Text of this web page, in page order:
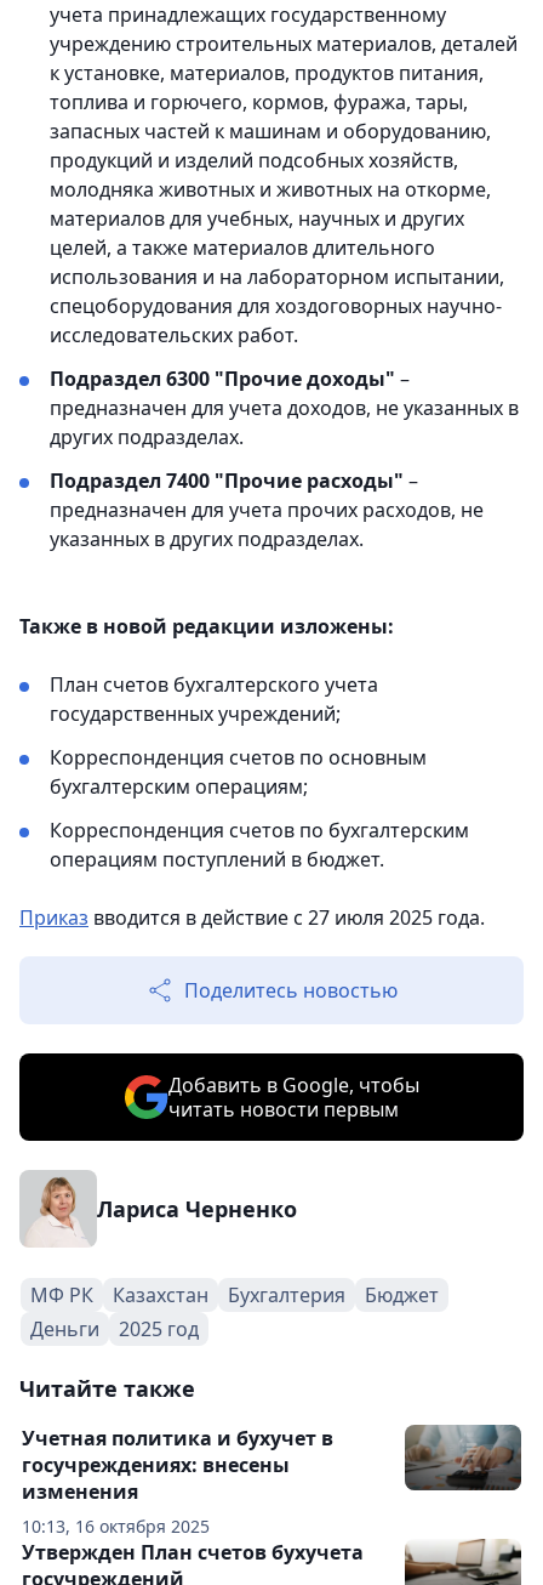
учета принадлежащих государственному
учреждению строительных материалов, деталей
к установке, материалов, продуктов питания,
топлива и горючего, кормов, фуража, тары,
запасных частей к машинам и оборудованию,
продукций и изделий подсобных хозяйств,
молодняка животных и животных на откорме,
материалов для учебных, научных и других
целей, а также материалов длительного
использования и на лабораторном испытании,
спецоборудования для хоздоговорных научно-
исследовательских работ.
Подраздел 6300 "Прочие доходы" –
предназначен для учета доходов, не указанных в
других подразделах.
Подраздел 7400 "Прочие расходы" –
предназначен для учета прочих расходов, не
указанных в других подразделах.
Также в новой редакции изложены:
План счетов бухгалтерского учета
государственных учреждений;
Корреспонденция счетов по основным
бухгалтерским операциям;
Корреспонденция счетов по бухгалтерским
операциям поступлений в бюджет.
Приказ вводится в действие с 27 июля 2025 года.
Поделитесь новостью
Добавить в Google, чтобы
читать новости первым
Лариса Черненко
МФ РК Казахстан Бухгалтерия
Бюджет
Деньги
2025 год
Читайте также
10:13, 16 октября 2025
Учетная политика и бухучет в
госучреждениях: внесены
изменения
Утвержден План счетов бухучета
госучреждений